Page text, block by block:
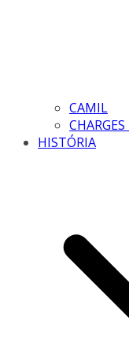
CAMIL
HISTÓRIA